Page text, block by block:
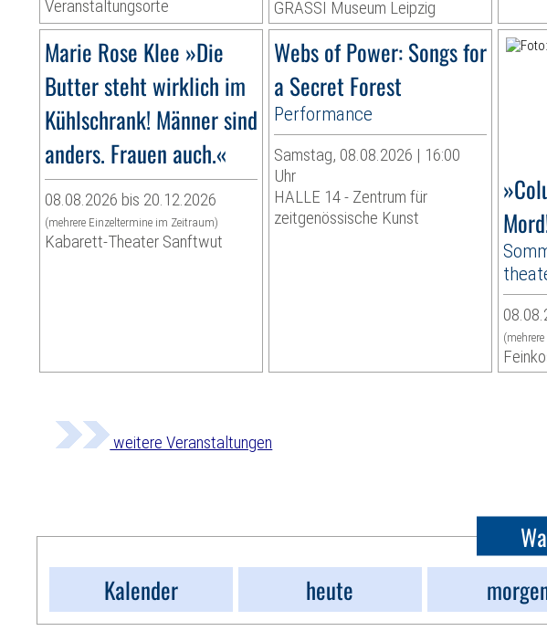
Veranstaltungsorte
GRASSI Museum Leipzig
Marie Rose Klee »Die
Butter steht wirklich im
Kühlschrank! Männer sind
anders. Frauen auch.«
08.08.2026 bis 20.12.2026
(mehrere Einzeltermine im Zeitraum)
Kabarett-Theater Sanftwut
Webs of Power: Songs for
a Secret Forest
Performance
Samstag, 08.08.2026 | 16:00
Uhr
HALLE 14 - Zentrum für
zeitgenössische Kunst
weitere Veranstaltungen
Kalender
heute